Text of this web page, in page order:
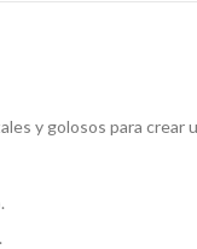
y golosos para crear